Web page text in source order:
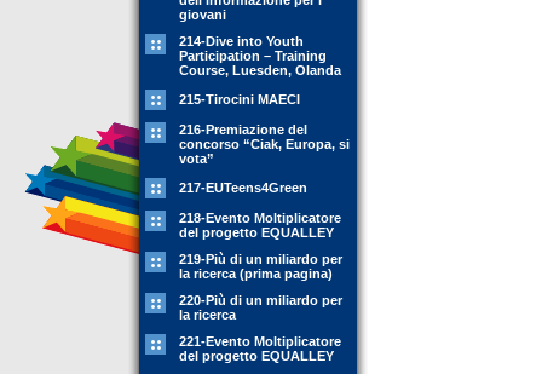
giovani
214-Dive into Youth
Participation – Training
Course, Luesden, Olanda
215-Tirocini MAECI
216-Premiazione del
concorso “Ciak, Europa, si
vota”
217-EUTeens4Green
218-Evento Moltiplicatore
del progetto EQUALLEY
219-Più di un miliardo per
la ricerca (prima pagina)
220-Più di un miliardo per
la ricerca
221-Evento Moltiplicatore
del progetto EQUALLEY